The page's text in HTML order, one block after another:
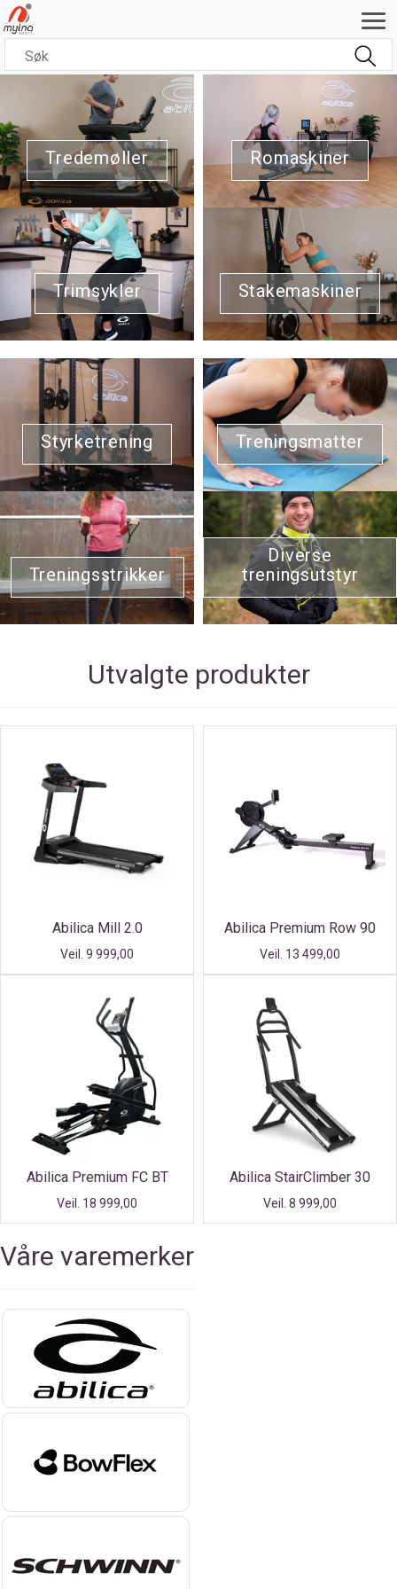
Tredemøller Romaskiner
Trimsykler Stakemaskiner
Styrketrening Treningsmatter
Treningsstrikker
Diverse
treningsutstyr
Utvalgte produkter
Abilica Mill 2.0
Veil. 9 999,00
Abilica Premium Row 90
Veil. 13 499,00
Abilica Premium FC BT
Veil. 18 999,00
Abilica StairClimber 30
Veil. 8 999,00
Våre varemerker